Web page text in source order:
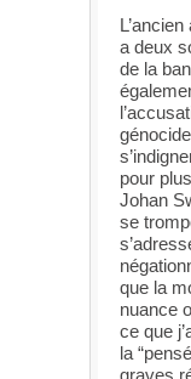
a deux
de la
pour
Johan
se
que la
nuance
ce que
la
graves